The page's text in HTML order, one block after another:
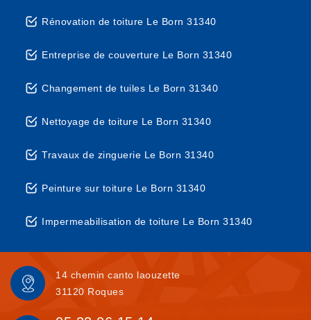
Rénovation de toiture Le Born 31340
Entreprise de couverture Le Born 31340
Changement de tuiles Le Born 31340
Nettoyage de toiture Le Born 31340
Travaux de zinguerie Le Born 31340
Peinture sur toiture Le Born 31340
Impermeabilisation de toiture Le Born 31340
14 chemin canto laouzette
31120 Roques